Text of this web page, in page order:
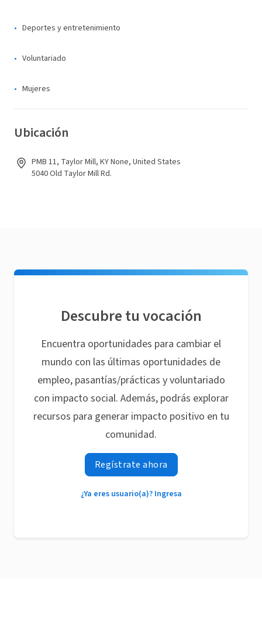
Deportes y entretenimiento
Voluntariado
Mujeres
Ubicación
PMB 11, Taylor Mill, KY None, United States
5040 Old Taylor Mill Rd.
Descubre tu vocación
Encuentra oportunidades para cambiar el
mundo con las últimas oportunidades de
empleo, pasantías/prácticas y voluntariado
con impacto social. Además, podrás explorar
recursos para generar impacto positivo en tu
comunidad.
Regístrate ahora
¿Ya eres usuario(a)? Ingresa